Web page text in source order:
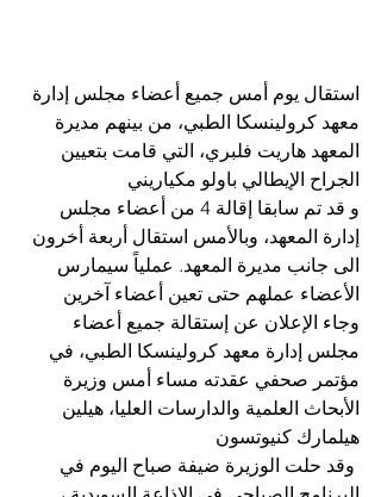
استقال يوم أمس جميع أعضاء مجلس إدارة
معهد كرولينسكا الطبي، من بينهم مديرة
المعهد هاريت فلبري، التي قامت بتعيين
الجراح الإيطالي باولو مكياريني
و قد تم سابقا إقالة 4 من أعضاء مجلس
إدارة المعهد، وبالأمس استقال أربعة أخرون
الى جانب مديرة المعهد. عملياً سيمارس
الأعضاء عملهم حتى تعين أعضاء آخرين
وجاء الإعلان عن إستقالة جميع أعضاء
مجلس إدارة معهد كرولينسكا الطبي، في
مؤتمر صحفي عقدته مساء أمس وزيرة
الأبحاث العلمية والدارسات العليا، هيلين
هيلمارك كنيوتسون
وقد حلت الوزيرة ضيفة صباح اليوم في